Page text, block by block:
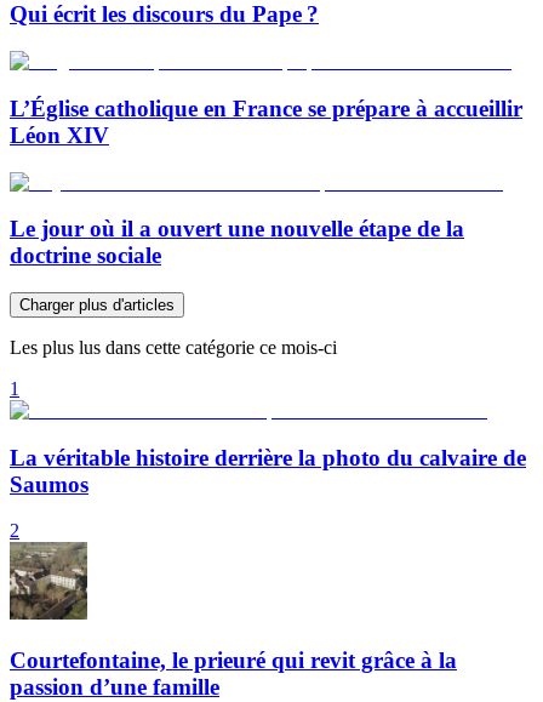
Qui écrit les discours du Pape ?
L’Église catholique en France se prépare à accueillir
Léon XIV
Le jour où il a ouvert une nouvelle étape de la
doctrine sociale
Charger plus d'articles
Les plus lus dans cette catégorie ce mois-ci
1
La véritable histoire derrière la photo du calvaire de
Saumos
2
Courtefontaine, le prieuré qui revit grâce à la
passion d’une famille